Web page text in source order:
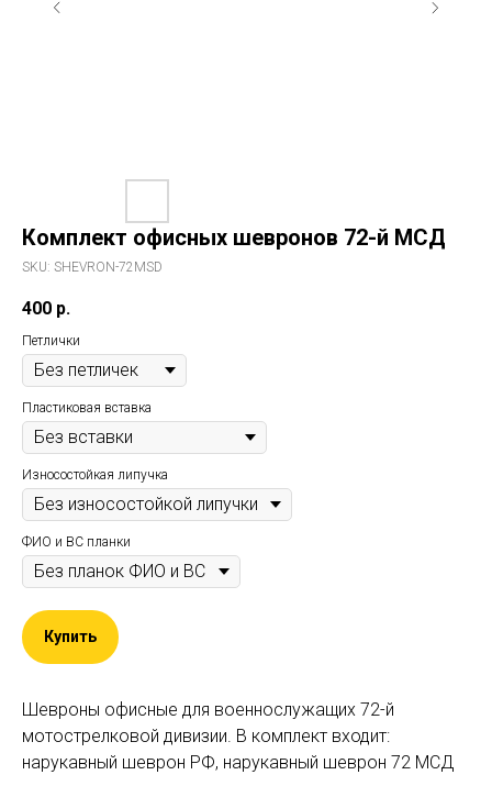
Комплект офисных шевронов 72-й МСД
SKU: SHEVRON-72MSD
400 р.
Петлички
Пластиковая вставка
Износостойкая липучка
ФИО и ВС планки
Купить
Шевроны офисные для военнослужащих 72-й
мотострелковой дивизии. В комплект входит:
нарукавный шеврон РФ, нарукавный шеврон 72 МСД